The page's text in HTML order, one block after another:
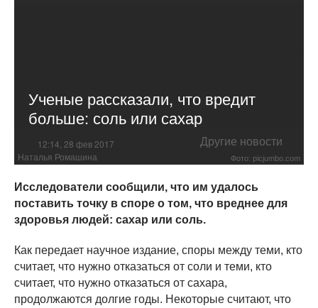
Ученые рассказали, что вредит
больше: соль или сахар
12:14, 28 фев 2017 Другие новости
Наталья Ромашина Фото: picjumbo.com
Исследователи сообщили, что им удалось
поставить точку в споре о том, что вреднее для
здоровья людей: сахар или соль.
Как передает научное издание, споры между теми, кто
считает, что нужно отказаться от соли и теми, кто
считает, что нужно отказаться от сахара,
продолжаются долгие годы. Некоторые считают, что